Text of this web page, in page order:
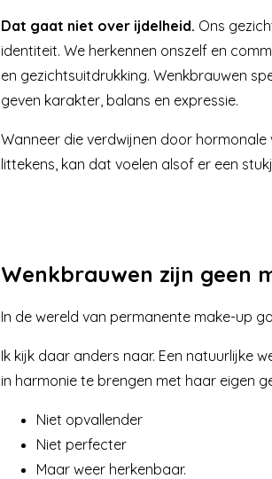
Dat gaat niet over ijdelheid. Ons
identiteit. We herkennen onszelf en
en gezichtsuitdrukking. Wenkbrauwen
geven karakter, balans en expressie.
Wanneer die verdwijnen door
littekens, kan dat voelen alsof er een
Wenkbrauwen zijn geen
In de wereld van permanente make-up
Ik kijk daar anders naar. Een natuurlijke
in harmonie te brengen met haar eigen
Niet opvallender
Niet perfecter
Maar weer herkenbaar.